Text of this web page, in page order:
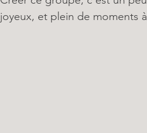
joyeux, et plein de moments